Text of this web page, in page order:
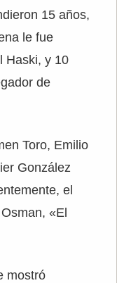
15 años,
le fue
Haski, y 10
de
Toro, Emilio
González
el
«El
mostró